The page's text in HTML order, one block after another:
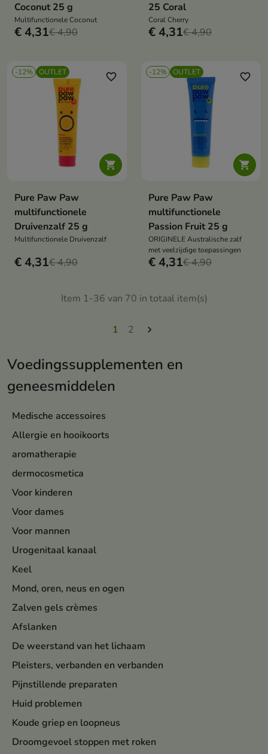
Voedingssupplementen en
geneesmiddelen
Medische accessoires
Allergie en hooikoorts
aromatherapie
dermocosmetica
Voor kinderen
Voor dames
Voor mannen
Urogenitaal kanaal
Keel
Mond, oren, neus en ogen
Zalven gels crèmes
Afslanken
De weerstand van het lichaam
Pleisters, verbanden en verbanden
Pijnstillende preparaten
Huid problemen
Koude griep en loopneus
Droomgevoel stoppen met roken
Coconut 25 g
Multifunctionele Coconut
€ 4,31€ 4,90
25 Coral
Coral Cherry
€ 4,31€ 4,90
-12% OUTLET

favorite_border
Pure Paw Paw
multifunctionele
Druivenzalf 25 g
Multifunctionele Druivenzalf
€ 4,31€ 4,90
-12% OUTLET

favorite_border
Pure Paw Paw
multifunctionele
Passion Fruit 25 g
ORIGINELE Australische zalf
met veelzijdige toepassingen
€ 4,31€ 4,90
Item 1-36 van 70 in totaal item(s)
1 2 